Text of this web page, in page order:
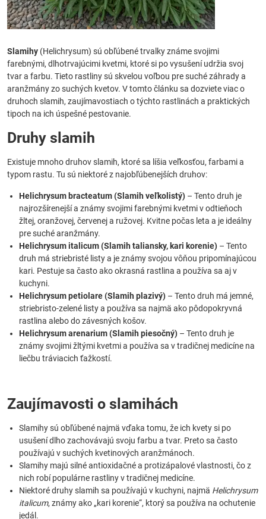
Slamihy (Helichrysum) sú obľúbené trvalky známe svojimi
farebnými, dlhotrvajúcimi kvetmi, ktoré si po vysušení udržia svoj
tvar a farbu. Tieto rastliny sú skvelou voľbou pre suché záhrady a
aranžmány zo suchých kvetov. V tomto článku sa dozviete viac o
druhoch slamih, zaujímavostiach o týchto rastlinách a praktických
tipoch na ich úspešné pestovanie.
Druhy slamih
Existuje mnoho druhov slamih, ktoré sa líšia veľkosťou, farbami a
typom rastu. Tu sú niektoré z najobľúbenejších druhov:
Helichrysum bracteatum (Slamih veľkolistý) – Tento druh je
najrozšírenejší a známy svojimi farebnými kvetmi v odtieňoch
žltej, oranžovej, červenej a ružovej. Kvitne počas leta a je ideálny
pre suché aranžmány.
Helichrysum italicum (Slamih taliansky, kari korenie) – Tento
druh má striebristé listy a je známy svojou vôňou pripomínajúcou
kari. Pestuje sa často ako okrasná rastlina a používa sa aj v
kuchyni.
Helichrysum petiolare (Slamih plazivý) – Tento druh má jemné,
striebristo-zelené listy a používa sa najmä ako pôdopokryvná
rastlina alebo do závesných košov.
Helichrysum arenarium (Slamih piesočný) – Tento druh je
známy svojimi žltými kvetmi a používa sa v tradičnej medicíne na
liečbu tráviacich ťažkostí.
Zaujímavosti o slamihách
Slamihy sú obľúbené najmä vďaka tomu, že ich kvety si po
usušení dlho zachovávajú svoju farbu a tvar. Preto sa často
používajú v suchých kvetinových aranžmánoch.
Slamihy majú silné antioxidačné a protizápalové vlastnosti, čo z
nich robí populárne rastliny v tradičnej medicíne.
Niektoré druhy slamih sa používajú v kuchyni, najmä Helichrysum
italicum, známy ako „kari korenie“, ktorý sa používa na ochutenie
jedál.